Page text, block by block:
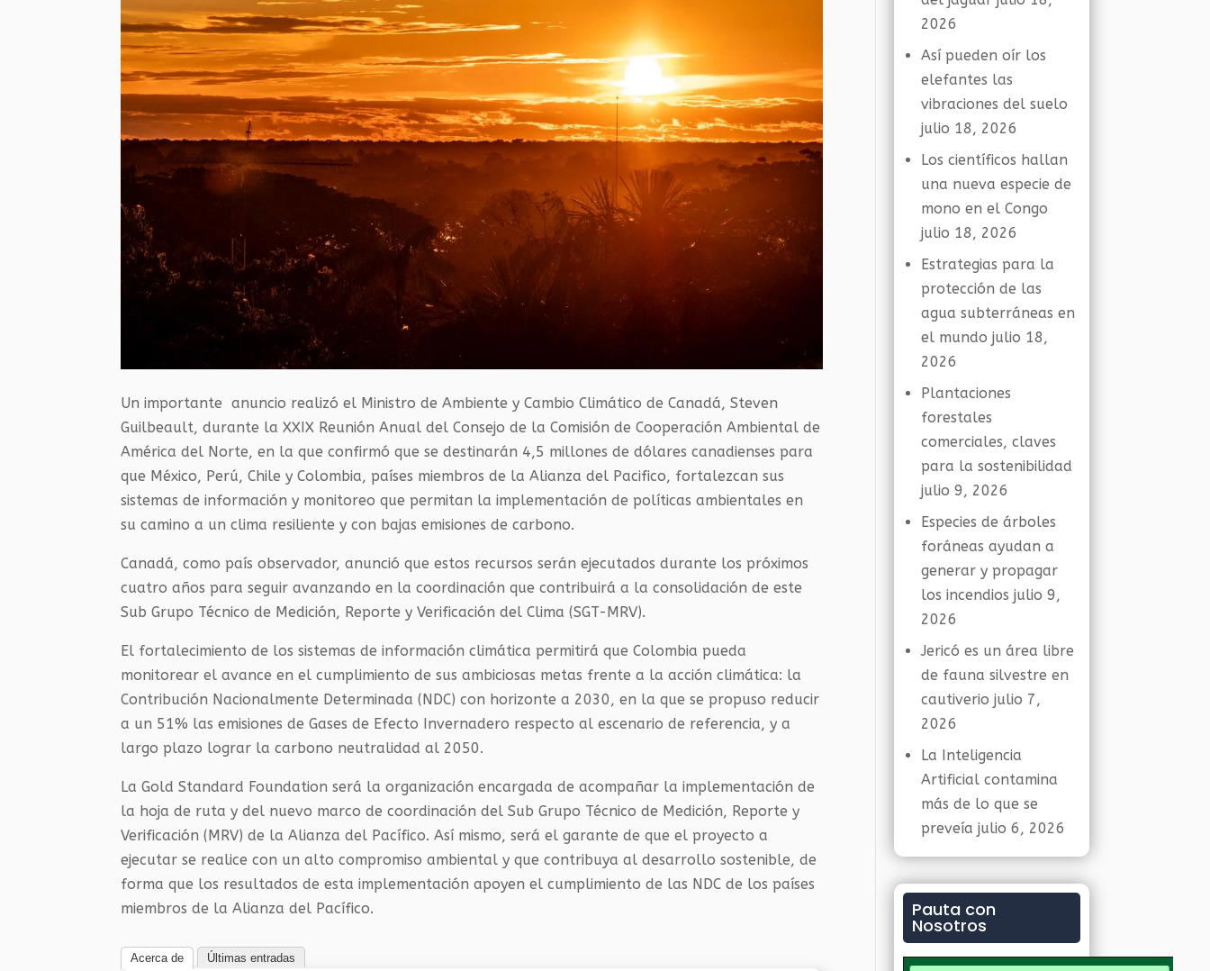
Un importante anuncio realizó el Ministro de Ambiente y Cambio Climático de Canadá, Steven
Guilbeault, durante la XXIX Reunión Anual del Consejo de la Comisión de Cooperación Ambiental de
América del Norte, en la que confirmó que se destinarán 4,5 millones de dólares canadienses para
que México, Perú, Chile y Colombia, países miembros de la Alianza del Pacifico, fortalezcan sus
sistemas de información y monitoreo que permitan la implementación de políticas ambientales en
su camino a un clima resiliente y con bajas emisiones de carbono.
Canadá, como país observador, anunció que estos recursos serán ejecutados durante los próximos
cuatro años para seguir avanzando en la coordinación que contribuirá a la consolidación de este
Sub Grupo Técnico de Medición, Reporte y Verificación del Clima (SGT-MRV).
El fortalecimiento de los sistemas de información climática permitirá que Colombia pueda
monitorear el avance en el cumplimiento de sus ambiciosas metas frente a la acción climática: la
Contribución Nacionalmente Determinada (NDC) con horizonte a 2030, en la que se propuso reducir
a un 51% las emisiones de Gases de Efecto Invernadero respecto al escenario de referencia, y a
largo plazo lograr la carbono neutralidad al 2050.
La Gold Standard Foundation será la organización encargada de acompañar la implementación de
la hoja de ruta y del nuevo marco de coordinación del Sub Grupo Técnico de Medición, Reporte y
Verificación (MRV) de la Alianza del Pacífico. Así mismo, será el garante de que el proyecto a
ejecutar se realice con un alto compromiso ambiental y que contribuya al desarrollo sostenible, de
forma que los resultados de esta implementación apoyen el cumplimiento de las NDC de los países
miembros de la Alianza del Pacífico.
Acerca de Últimas entradas
2026
Así pueden oír los
elefantes las
vibraciones del suelo
julio 18, 2026
Los científicos hallan
una nueva especie de
mono en el Congo
julio 18, 2026
Estrategias para la
protección de las
agua subterráneas en
el mundo julio 18,
2026
Plantaciones
forestales
comerciales, claves
para la sostenibilidad
julio 9, 2026
Especies de árboles
foráneas ayudan a
generar y propagar
los incendios julio 9,
2026
Jericó es un área libre
de fauna silvestre en
cautiverio julio 7,
2026
La Inteligencia
Artificial contamina
más de lo que se
preveía julio 6, 2026
Pauta con
Nosotros